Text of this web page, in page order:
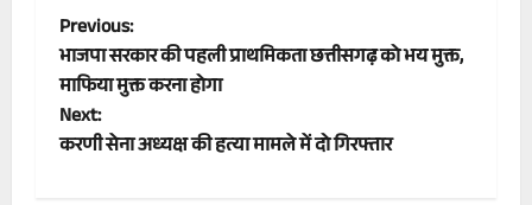
P
o
s
Previous:
भाजपा सरकार की पहली प्राथमिकता छत्तीसगढ़ को भय मुक्त,
माफिया मुक्त करना होगा
Next:
करणी सेना अध्यक्ष की हत्या मामले में दो गिरफ्तार